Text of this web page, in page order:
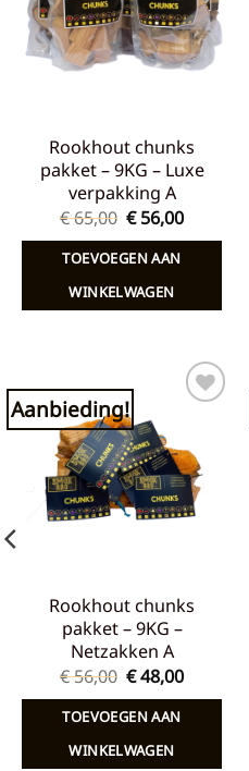
Rookhout chunks
pakket – 9KG – Luxe
verpakking A
€65,00 Oorspronkelijke
prijs
was:
€ 65,00.
€56,00Huidige
TOEVOEGEN AAN
WINKELWAGEN
Aanbieding!
Toevoegen
verlanglijst
Rookhout chunks
pakket – 9KG –
Netzakken A
€56,00 Oorspronkelijke
prijs
was:
€ 56,00.
€48,00Huidige
TOEVOEGEN AAN
WINKELWAGEN